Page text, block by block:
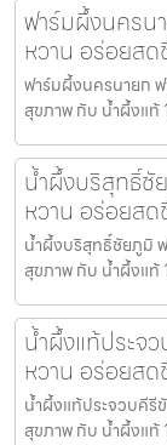
ฟาร์มผึ้งนครน
หวาน อร่อยส
ฟาร์มผึ้งนครนายก
สุขภาพ กับ น้ำผึ้งแท้
น้ำผึ้งบริสุทธิ์ชั
หวาน อร่อยส
น้ำผึ้งบริสุทธิ์ชัยภูมิ
สุขภาพ กับ น้ำผึ้งแท้
น้ำผึ้งแท้ประจ
หวาน อร่อยส
น้ำผึ้งแท้ประจวบคีรี
สุขภาพ กับ น้ำผึ้งแท้